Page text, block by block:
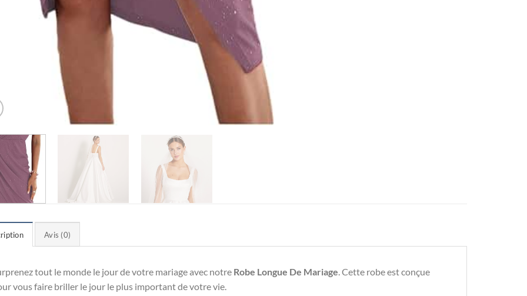
Avis (0)
tout le monde le jour de votre mariage avec notre Robe Longue De Mariage. Cette robe est conçue
vous faire briller le jour le plus important de votre vie.